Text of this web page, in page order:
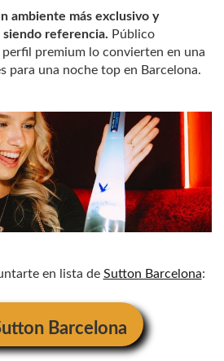
ambiente más exclusivo y
referencia. Público
perfil premium lo convierten en una
para una noche top en Barcelona.
en lista de Sutton Barcelona:
Barcelona